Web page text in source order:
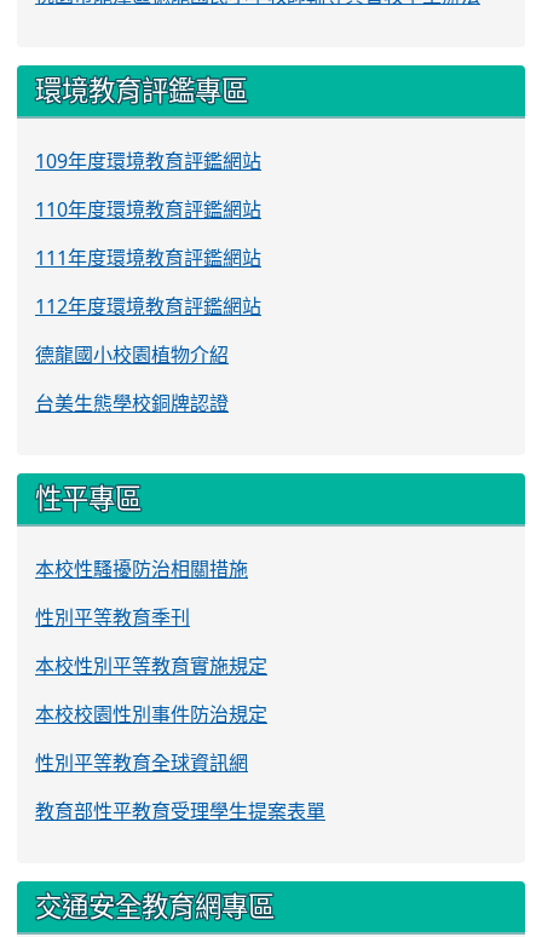
環境教育評鑑專區
109年度環境教育評鑑網站
110年度環境教育評鑑網站
111年度環境教育評鑑網站
112年度環境教育評鑑網站
德龍國小校園植物介紹
台美生態學校銅牌認證
性平專區
本校性騷擾防治相關措施
性別平等教育季刊
本校性別平等教育實施規定
本校校園性別事件防治規定
性別平等教育全球資訊網
教育部性平教育受理學生提案表單
交通安全教育網專區